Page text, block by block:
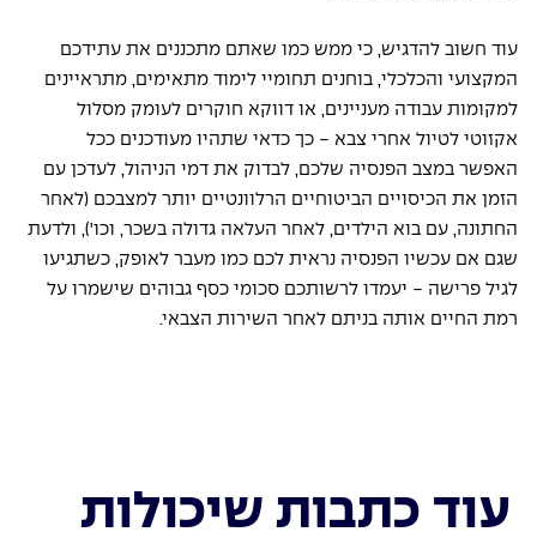
עוד חשוב להדגיש, כי ממש כמו שאתם מתכננים את עתידכם
המקצועי והכלכלי, בוחנים תחומיי לימוד מתאימים, מתראיינים
למקומות עבודה מעניינים, או דווקא חוקרים לעומק מסלול
אקזוטי לטיול אחרי צבא - כך כדאי שתהיו מעודכנים ככל
האפשר במצב הפנסיה שלכם, לבדוק את דמי הניהול, לעדכן עם
הזמן את הכיסויים הביטוחיים הרלוונטיים יותר למצבכם (לאחר
החתונה, עם בוא הילדים, לאחר העלאה גדולה בשכר, וכו'), ולדעת
שגם אם עכשיו הפנסיה נראית לכם כמו מעבר לאופק, כשתגיעו
לגיל פרישה - יעמדו לרשותכם סכומי כסף גבוהים שישמרו על
רמת החיים אותה בניתם לאחר השירות הצבאי.
עוד כתבות שיכולות